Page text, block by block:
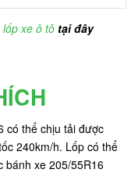
xe ô tô tại đây
có thể chịu tải được
240km/h. Lốp có thể
bánh xe 205/55R16